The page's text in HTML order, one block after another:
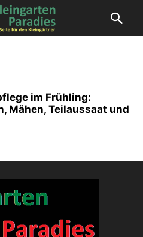
im Frühling:
Mähen, Teilaussaat und